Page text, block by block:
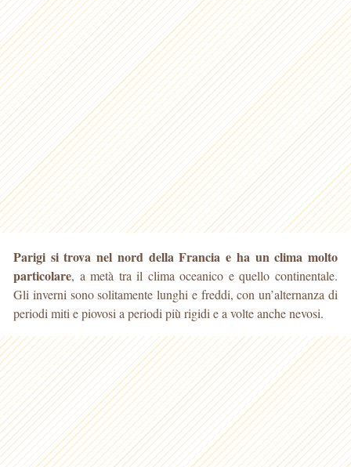
Parigi si trova nel nord della Francia e ha un clima molto
particolare, a metà tra il clima oceanico e quello continentale.
Gli inverni sono solitamente lunghi e freddi, con un’alternanza di
periodi miti e piovosi a periodi più rigidi e a volte anche nevosi.